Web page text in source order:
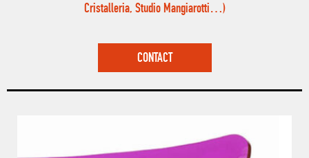
Cristalleria, Studio Mangiarotti…)
CONTACT